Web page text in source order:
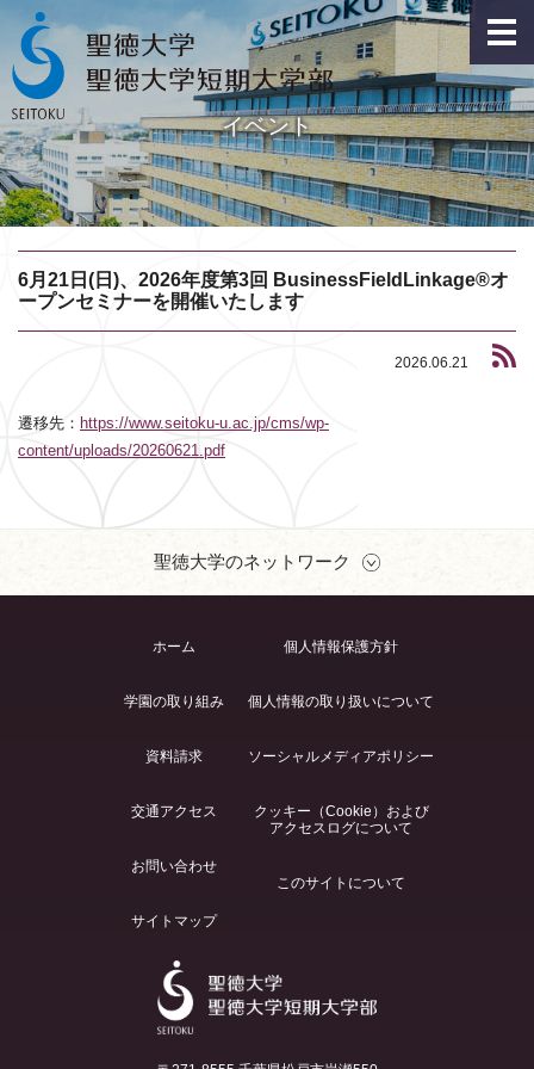
イベント
6月21日(日)、2026年度第3回 BusinessFieldLinkage®オ
ープンセミナーを開催いたします
2026.06.21
遷移先： https://www.seitoku-u.ac.jp/cms/wp-
content/uploads/20260621.pdf
聖徳大学のネットワーク
ホーム
学園の取り組み
資料請求
交通アクセス
お問い合わせ
サイトマップ
個人情報保護方針
個人情報の取り扱いについて
ソーシャルメディアポリシー
クッキー（Cookie）および
アクセスログについて
このサイトについて